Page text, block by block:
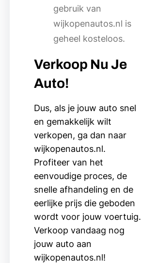
gebruik van
wijkopenautos.nl is
geheel kosteloos.
Verkoop Nu Je
Auto!
Dus, als je jouw auto snel
en gemakkelijk wilt
verkopen, ga dan naar
wijkopenautos.nl.
Profiteer van het
eenvoudige proces, de
snelle afhandeling en de
eerlijke prijs die geboden
wordt voor jouw voertuig.
Verkoop vandaag nog
jouw auto aan
wijkopenautos.nl!